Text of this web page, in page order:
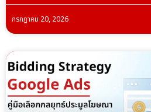
กรกฎาคม 20, 2026